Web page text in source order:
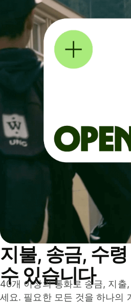
지불, 송금, 수
수 있습니다
40개 이상의 통화로 송금, 지출
세요. 필요한 모든 것을 하나의